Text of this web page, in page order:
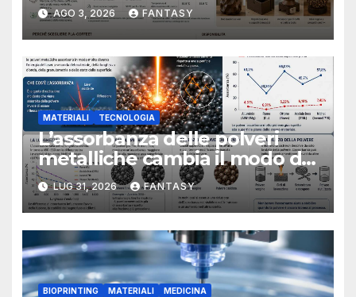
sviluppato con fondi di caffè
recuperati
AGO 3, 2026 FANTASY
MATERIALI TECNOLOGIA
L’assorbanza delle polveri
metalliche cambia il modo di
interpretare la fusione laser
LUG 31, 2026 FANTASY
BIOPRINTING MATERIALI MEDICINA